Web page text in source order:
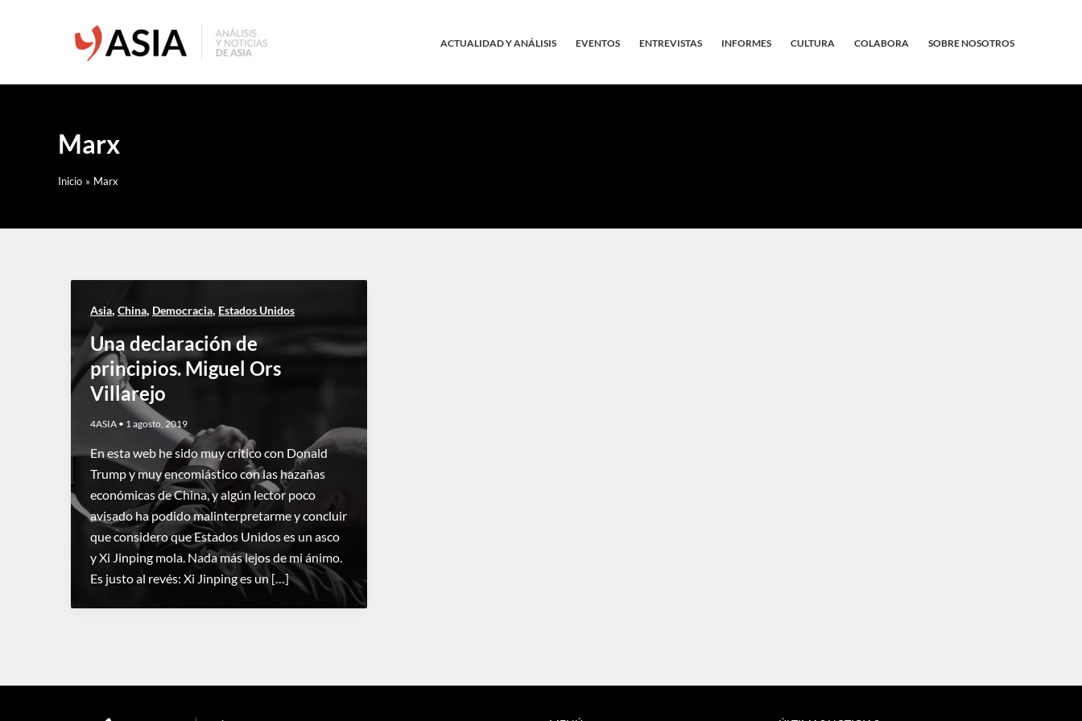
ACTUALIDAD Y ANÁLISIS EVENTOS ENTREVISTAS INFORMES CULTURA COLABORA SOBRE NOSOTROS
Marx
Inicio Marx
Asia, China, Democracia, Estados Unidos
Una declaración de
principios. Miguel Ors
Villarejo
4ASIA • 1 agosto, 2019
En esta web he sido muy crítico con Donald
Trump y muy encomiástico con las hazañas
económicas de China, y algún lector poco
avisado ha podido malinterpretarme y concluir
que considero que Estados Unidos es un asco
y Xi Jinping mola. Nada más lejos de mi ánimo.
Es justo al revés: Xi Jinping es un […]